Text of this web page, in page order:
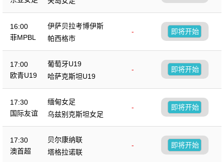
16:00
菲MPBL
伊萨贝拉考博伊斯
-
帕西格市
即将开始
17:00
欧青U19
葡萄牙U19
-
哈萨克斯坦U19
即将开始
17:30
国际友谊
缅甸女足
-
乌兹别克斯坦女足
即将开始
17:30
澳首超
贝尔康纳联
-
塔格拉诺联
即将开始